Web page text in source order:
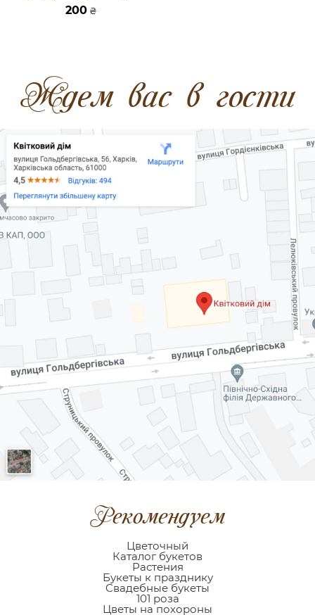
200₴
Ждем вас в гости
Рекомендуем
Цветочный
Каталог букетов
Растения
Букеты к празднику
Cвадебные букеты
101 роза
Цветы на похороны